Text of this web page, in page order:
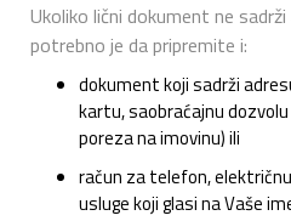
Ukoliko lični dokument ne
potrebno je da pripremite i:
dokument koji sadrži
kartu, saobraćajnu
poreza na imovinu) ili
račun za telefon,
usluge koji glasi na Vaše